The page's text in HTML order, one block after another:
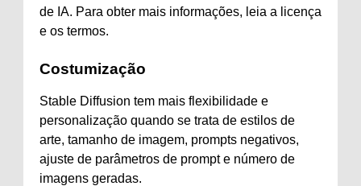
de IA. Para obter mais informações, leia a licença
e os termos.
Costumização
Stable Diffusion tem mais flexibilidade e
personalização quando se trata de estilos de
arte, tamanho de imagem, prompts negativos,
ajuste de parâmetros de prompt e número de
imagens geradas.